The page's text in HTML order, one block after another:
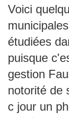
Voici
étudiées
puisque
gestion
notorité de
c jour un